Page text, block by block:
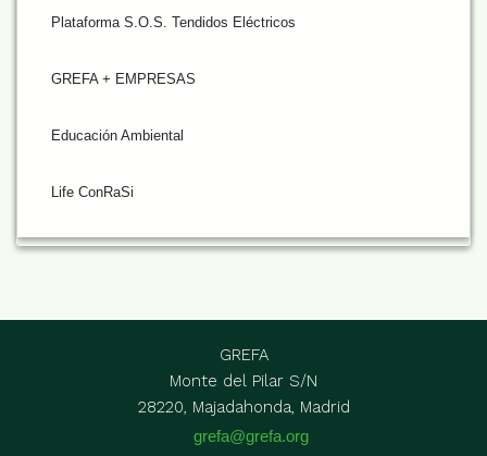
Plataforma S.O.S. Tendidos Eléctricos
GREFA + EMPRESAS
Educación Ambiental
Life ConRaSi
GREFA
Monte del Pilar S/N
28220, Majadahonda, Madrid
grefa@grefa.org